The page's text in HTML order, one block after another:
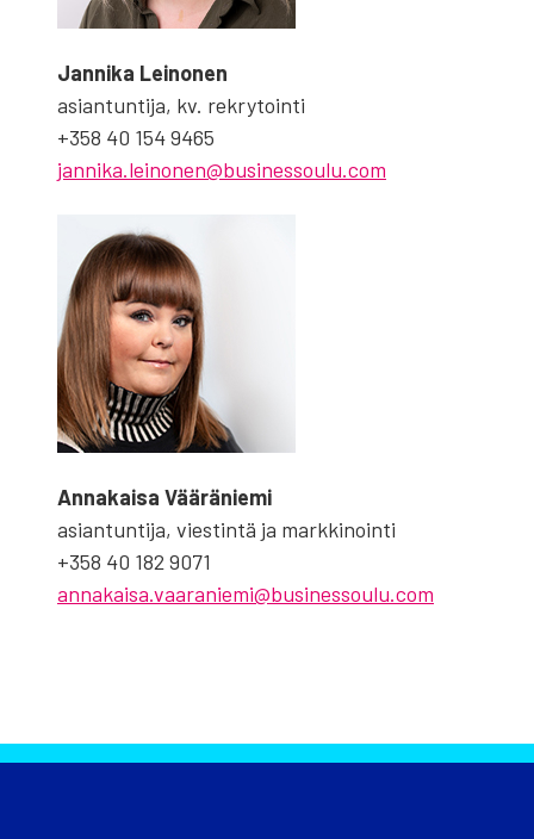
Jan­ni­ka Lei­no­nen
asian­tun­ti­ja, kv. rek­ry­toin­ti
+358 40 154 9465
jannika.leinonen@businessoulu.com
Anna­kai­sa Vää­rä­nie­mi
asian­tun­ti­ja, vies­tin­tä ja mark­ki­noin­ti
+358 40 182 9071
annakaisa.vaaraniemi@businessoulu.com